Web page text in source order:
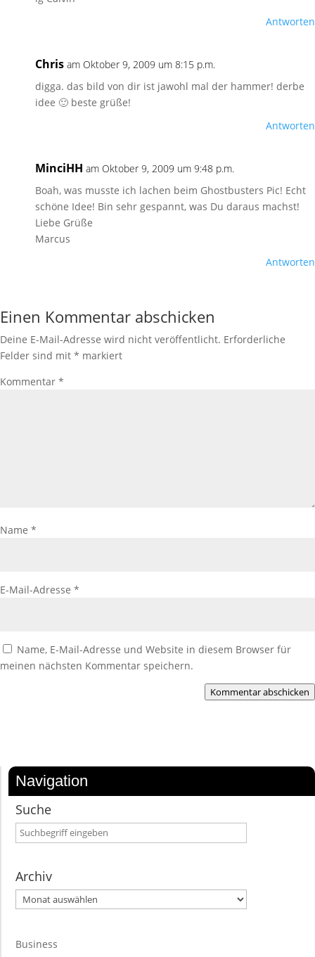
Antworten
Chris am Oktober 9, 2009 um 8:15 p.m.
digga. das bild von dir ist jawohl mal der hammer! derbe
idee 🙂 beste grüße!
Antworten
MinciHH am Oktober 9, 2009 um 9:48 p.m.
Boah, was musste ich lachen beim Ghostbusters Pic! Echt
schöne Idee! Bin sehr gespannt, was Du daraus machst!
Liebe Grüße
Marcus
Antworten
Einen Kommentar abschicken
Deine E-Mail-Adresse wird nicht veröffentlicht. Erforderliche
Felder sind mit * markiert
Kommentar *
Name *
E-Mail-Adresse *
Name, E-Mail-Adresse und Website in diesem Browser für
meinen nächsten Kommentar speichern.
Kommentar abschicken
Navigation
Suche
Archiv
Archiv
Business